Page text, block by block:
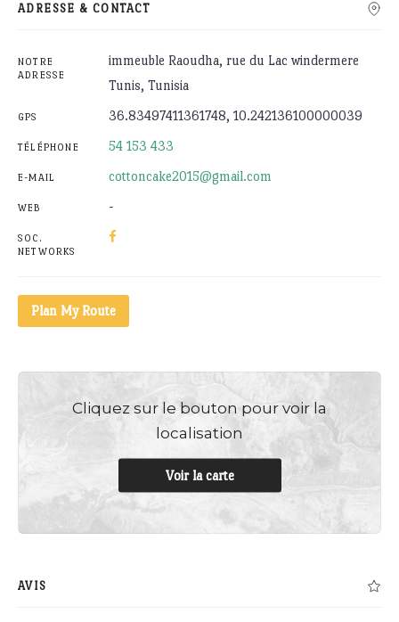
ADRESSE & CONTACT
NOTRE
ADRESSE
immeuble Raoudha, rue du Lac windermere
Tunis, Tunisia
GPS 36.83497411361748, 10.242136100000039
TÉLÉPHONE 54 153 433
E-MAIL cottoncake2015@gmail.com
WEB -
SOC.
NETWORKS
Plan My Route
Cliquez sur le bouton pour voir la
localisation
Voir la carte
AVIS